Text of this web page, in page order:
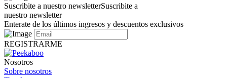
Suscribite a nuestro newsletterSuscribite a
nuestro newsletter
Enterate de los últimos ingresos y descuentos exclusivos
REGISTRARME
Nosotros
Sobre nosotros